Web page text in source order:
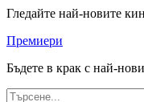
Гледайте най-новите
Премиери
Бъдете в крак с най-